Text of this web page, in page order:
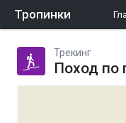
Тропинки
Трекинг
Поход по